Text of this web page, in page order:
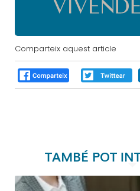
Comparteix aquest article
TAMBÉ POT